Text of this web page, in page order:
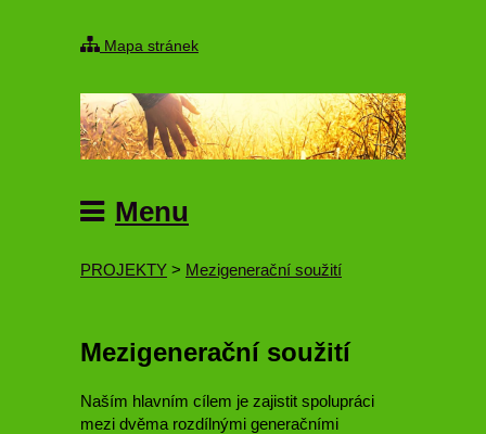
Mapa stránek
Menu
PROJEKTY > Mezigenerační soužití
Mezigenerační soužití
Naším hlavním cílem je zajistit spolupráci
mezi dvěma rozdílnými generačními